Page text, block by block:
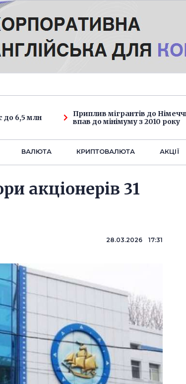
до 6,5 млн
Приплив мігрантів до
впав до мінімуму з 2010 року
ВАЛЮТА КРИПТОВАЛЮТА АКЦІЇ
акціонерів 31
28.03.2026 17:31